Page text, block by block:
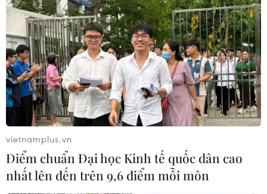
vietnamplus.vn
Điểm chuẩn Đại học Kinh tế quốc dân cao
nhất lên đến trên 9,6 điểm mỗi môn